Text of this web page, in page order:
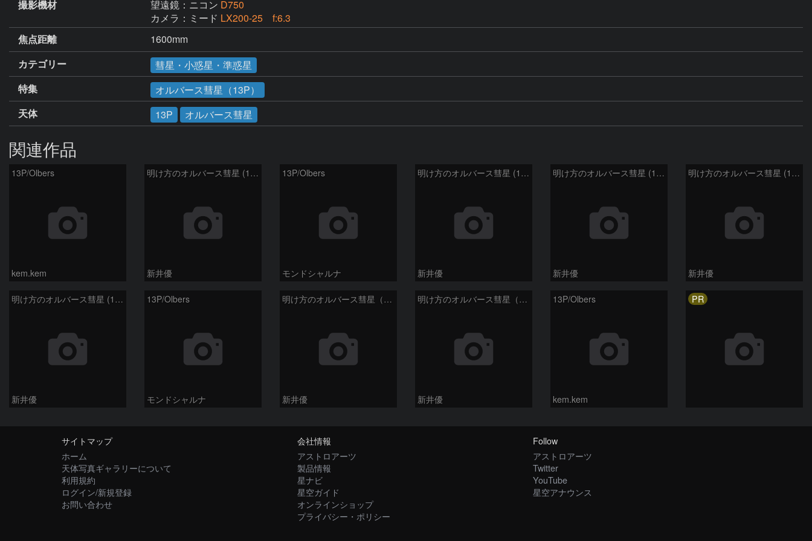
撮影機材 望遠鏡：ニコン D750
カメラ：ミード LX200-25 f:6.3
焦点距離
1600mm
カテゴリー
彗星・小惑星・準惑星
特集
オルバース彗星（13P）
天体
13P オルバース彗星
関連作品
13P/Olbers
kem.kem
明け方のオルバース彗星 (13P)：2025/03/20
新井優
13P/Olbers
モンドシャルナ
明け方のオルバース彗星 (13P)：2025/03/01
新井優
明け方のオルバース彗星 (13P)：2025/02/25
新井優
明け方のオルバース彗星 (13P)：2025/02/06
新井優
明け方のオルバース彗星 (13P)：2025/02/05
新井優
13P/Olbers
モンドシャルナ
明け方のオルバース彗星（13P)：2025/01/30
新井優
明け方のオルバース彗星（13P)：2025/01/27
新井優
13P/Olbers
kem.kem
PR
サイトマップ
ホーム
天体写真ギャラリーについて
利用規約
ログイン/新規登録
お問い合わせ
会社情報
アストロアーツ
製品情報
星ナビ
星空ガイド
オンラインショップ
プライバシー・ポリシー
Follow
アストロアーツ
Twitter
YouTube
星空アナウンス